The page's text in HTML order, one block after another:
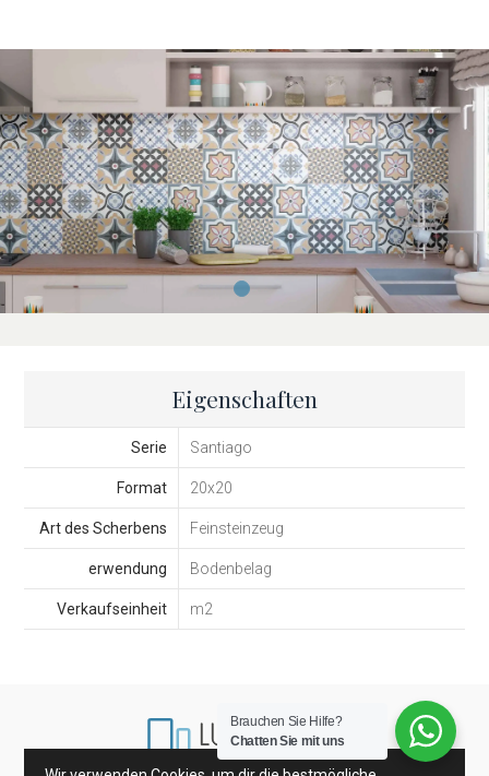
Eigenschaften
Serie Santiago
Format 20x20
Art des Scherbens Feinsteinzeug
erwendung Bodenbelag
Verkaufseinheit m2
Brauchen Sie Hilfe?
Chatten Sie mit uns